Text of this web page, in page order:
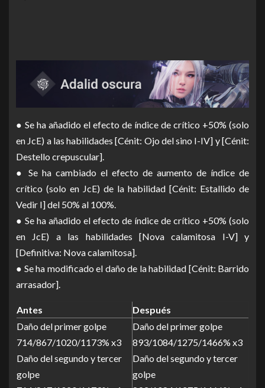
● Se ha añadido el efecto de índice de crítico +50% (solo
en JcE) a las habilidades [Cénit: Ojo del sino I-IV] y [Cénit:
Destello crepuscular].
● Se ha cambiado el efecto de aumento de índice de
crítico (solo en JcE) de la habilidad [Cénit: Estallido de
Vedir I] del 50% al 100%.
● Se ha añadido el efecto de índice de crítico +50% (solo
en JcE) a las habilidades [Nova calamitosa I-V] y
[Definitiva: Nova calamitosa].
● Se ha modificado el daño de la habilidad [Cénit: Barrido
arrasador].
Antes
Después
Daño del primer golpe
714/867/1020/1173% x3
Daño del segundo y tercer
golpe
Daño del primer golpe
893/1084/1275/1466% x3
Daño del segundo y tercer
golpe